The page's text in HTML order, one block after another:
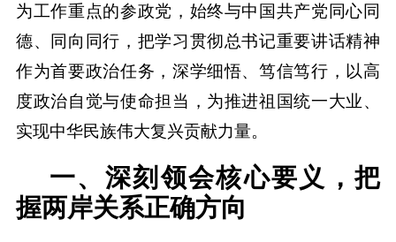
为工作重点的参政党，始终与中国共产党同心同
德、同向同行，把学习贯彻总书记重要讲话精神
作为首要政治任务，深学细悟、笃信笃行，以高
度政治自觉与使命担当，为推进祖国统一大业、
实现中华民族伟大复兴贡献力量。
一、深刻领会核心要义，把
握两岸关系正确方向